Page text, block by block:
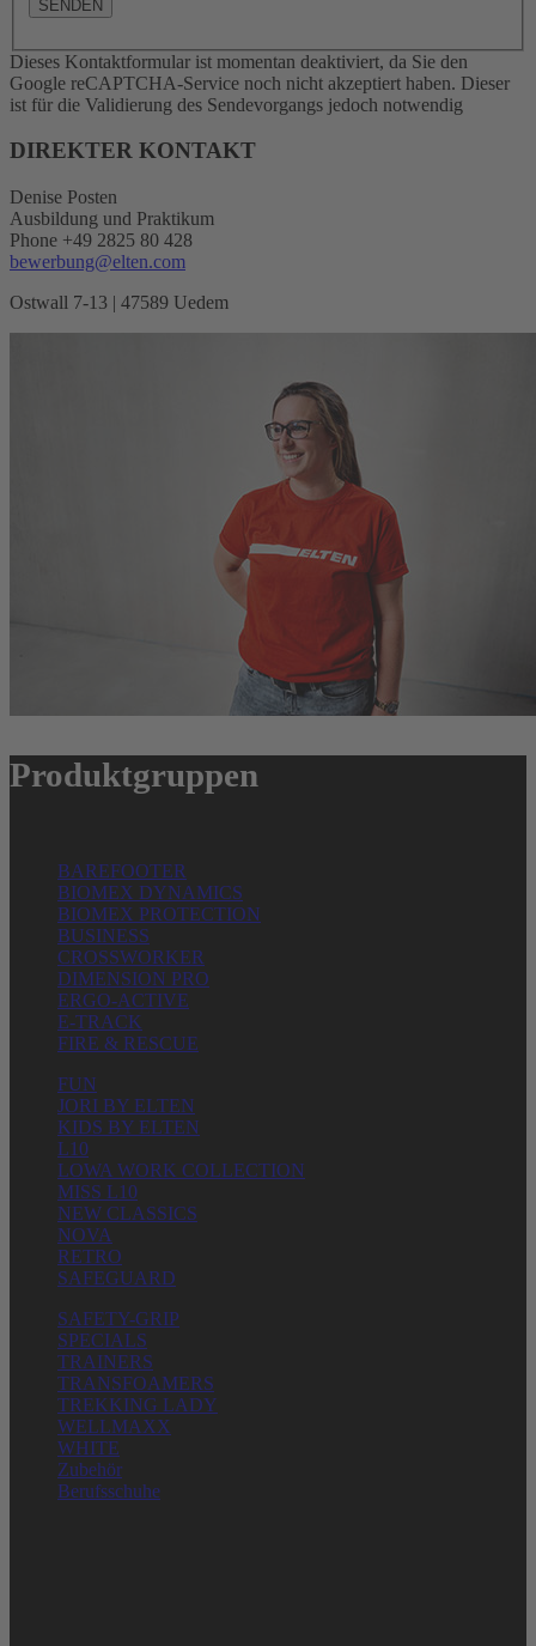
Dieses Kontaktformular ist momentan deaktiviert, da Sie den
Google reCAPTCHA-Service noch nicht akzeptiert haben. Dieser
ist für die Validierung des Sendevorgangs jedoch notwendig
DIREKTER KONTAKT
Denise Posten
Ausbildung und Praktikum
Phone +49 2825 80 428
bewerbung@elten.com
Ostwall 7-13 | 47589 Uedem
Produktgruppen
BAREFOOTER
BIOMEX DYNAMICS
BIOMEX PROTECTION
BUSINESS
CROSSWORKER
DIMENSION PRO
ERGO-ACTIVE
E-TRACK
FIRE & RESCUE
FUN
JORI BY ELTEN
KIDS BY ELTEN
L10
LOWA WORK COLLECTION
MISS L10
NEW CLASSICS
NOVA
RETRO
SAFEGUARD
SAFETY-GRIP
SPECIALS
TRAINERS
TRANSFOAMERS
TREKKING LADY
WELLMAXX
WHITE
Zubehör
Berufsschuhe